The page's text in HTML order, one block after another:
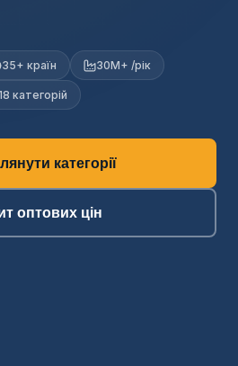
35+ країн 30M+ /рік
категорій
категорії
оптових цін